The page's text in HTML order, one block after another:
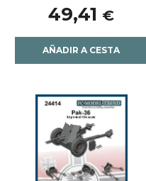
49,41 €
AÑADIR A CESTA